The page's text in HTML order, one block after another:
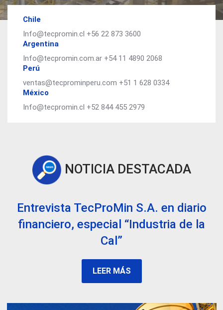
Chile
Info@tecpromin.cl +56 22 873 3600
Argentina
Info@tecpromin.com.ar +54 11 4890 2068
Perú
ventas@tecprominperu.com +51 1 628 0334
México
Info@tecpromin.cl +52 844 455 2979
NOTICIA DESTACADA
Entrevista TecProMin S.A. en diario
financiero, especial “Industria de la
Cal”
LEER MÁS